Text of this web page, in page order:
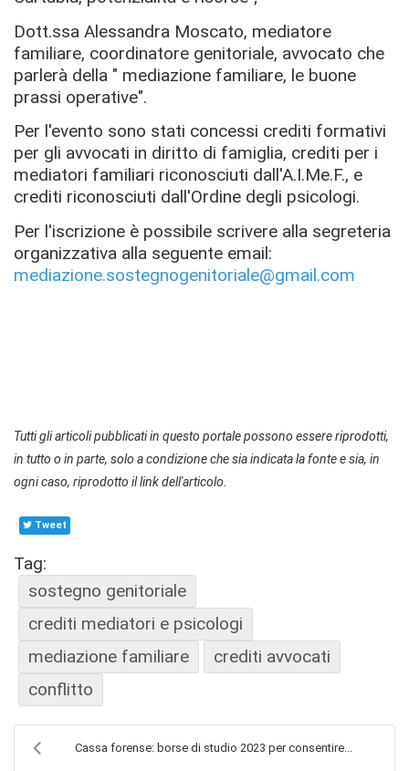
Dott.ssa Alessandra Moscato, mediatore
familiare, coordinatore genitoriale, avvocato che
parlerà della " mediazione familiare, le buone
prassi operative".
Per l'evento sono stati concessi crediti formativi
per gli avvocati in diritto di famiglia, crediti per i
mediatori familiari riconosciuti dall'A.I.Me.F., e
crediti riconosciuti dall'Ordine degli psicologi.
Per l'iscrizione è possibile scrivere alla segreteria
organizzativa alla seguente email:
mediazione.sostegnogenitoriale@gmail.com
Tutti gli articoli pubblicati in questo portale possono essere riprodotti,
in tutto o in parte, solo a condizione che sia indicata la fonte e sia, in
ogni caso, riprodotto il link dell'articolo.
Tweet
Tag:
sostegno genitoriale
crediti mediatori e psicologi
mediazione familiare
crediti avvocati
conflitto
Cassa forense: borse di studio 2023 per consentire...